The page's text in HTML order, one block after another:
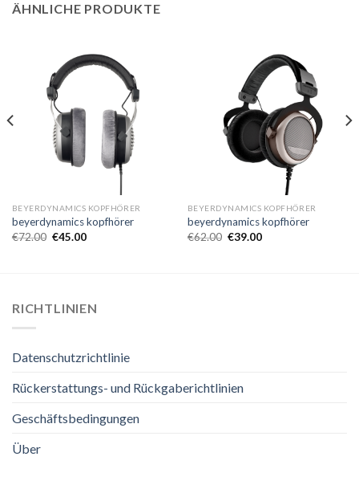
ÄHNLICHE PRODUKTE
BEYERDYNAMICS KOPFHÖRER
beyerdynamics kopfhörer
€72.00 €45.00
BEYERDYNAMICS KOPFHÖRER
beyerdynamics kopfhörer
€62.00 €39.00
RICHTLINIEN
Datenschutzrichtlinie
Rückerstattungs- und Rückgaberichtlinien
Geschäftsbedingungen
Über